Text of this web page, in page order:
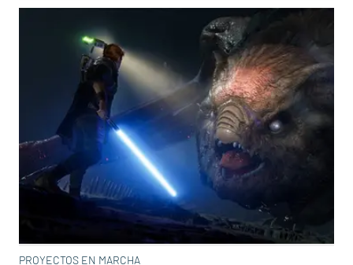
PROYECTOS EN MARCHA